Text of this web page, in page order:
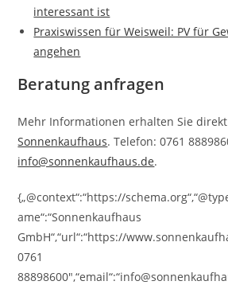
interessant ist
Praxiswissen für Weisweil: PV für
angehen
Beratung anfragen
Mehr Informationen erhalten Sie
Sonnenkaufhaus. Telefon: 0761
info@sonnenkaufhaus.de.
{„@context“:“https://
ame“:“Sonnenkaufhaus
GmbH“,“url“:“https://
0761